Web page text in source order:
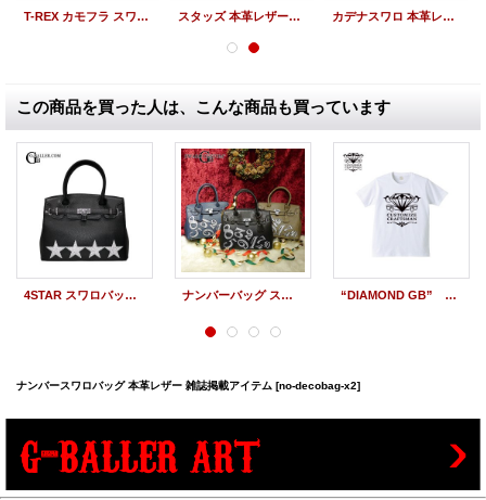
T-REX カモフラ スワロトートバッグ スタッズ 本革レザーバッグ カデナスワロ 本革レザーハンドバッグ 6COLOR
この商品を買った人は、こんな商品も買っています
4STAR スワロバッグ 本革レザー ナンバーバッグ スワロフスキー 本革レザー 雑誌掲載アイテム “DIAMOND GB” 雑誌掲載アイテム
ナンバースワロバッグ 本革レザー 雑誌掲載アイテム [no-decobag-x2]